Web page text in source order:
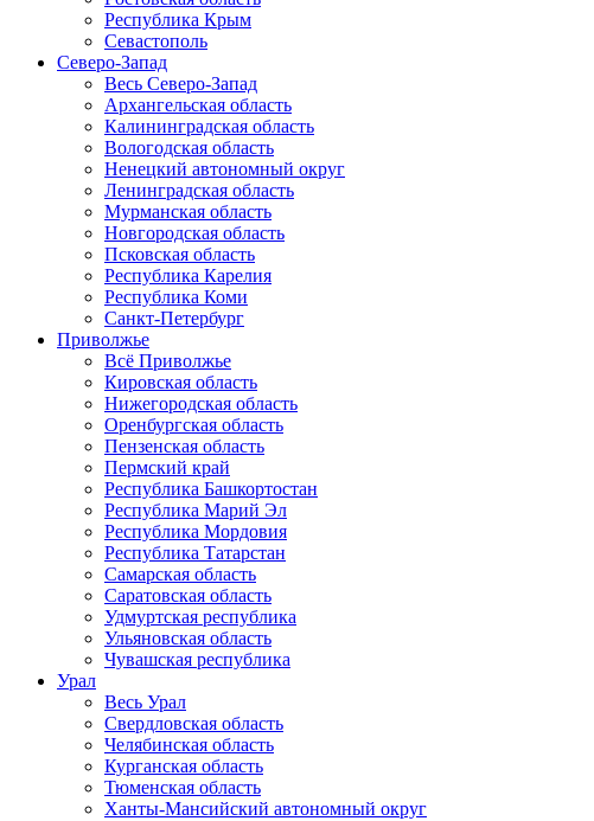
Республика Крым
Севастополь
Северо-Запад
Весь Северо-Запад
Архангельская область
Калининградская область
Вологодская область
Ненецкий автономный округ
Ленинградская область
Мурманская область
Новгородская область
Псковская область
Республика Карелия
Республика Коми
Санкт-Петербург
Приволжье
Всё Приволжье
Кировская область
Нижегородская область
Оренбургская область
Пензенская область
Пермский край
Республика Башкортостан
Республика Марий Эл
Республика Мордовия
Республика Татарстан
Самарская область
Саратовская область
Удмуртская республика
Ульяновская область
Чувашская республика
Урал
Весь Урал
Свердловская область
Челябинская область
Курганская область
Тюменская область
Ханты-Мансийский автономный округ